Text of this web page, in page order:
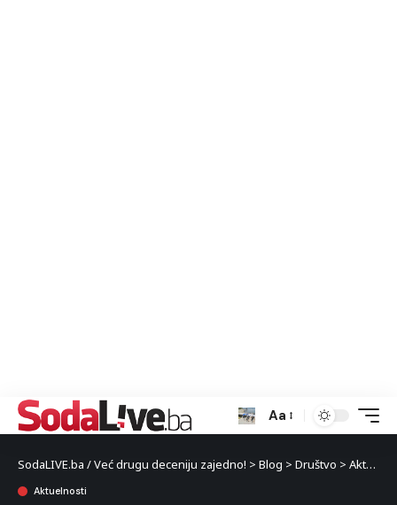
Aa
SodaLIVE.ba / Već drugu deceniju zajedno! > Blog > Društvo > Aktuelnosti
Aktuelnosti